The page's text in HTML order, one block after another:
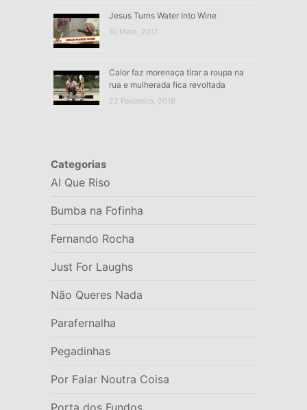
Jesus Turns Water Into Wine
10 Maio, 2011
Calor faz morenaça tirar a roupa na
rua e mulherada fica revoltada
22 Fevereiro, 2018
Categorias
AI Que Riso
Bumba na Fofinha
Fernando Rocha
Just For Laughs
Não Queres Nada
Parafernalha
Pegadinhas
Por Falar Noutra Coisa
Porta dos Fundos